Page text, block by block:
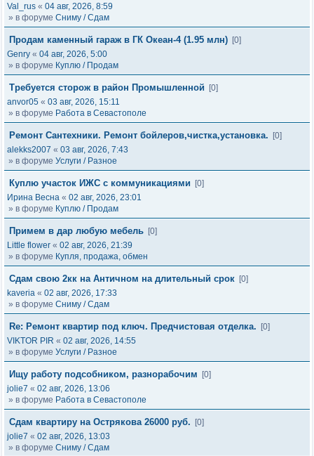
Val_rus « 04 авг, 2026, 8:59
» в форуме Сниму / Сдам
Продам каменный гараж в ГК Океан-4 (1.95 млн) [0]
Genry « 04 авг, 2026, 5:00
» в форуме Куплю / Продам
Требуется сторож в район Промышленной
[0]
anvor05 « 03 авг, 2026, 15:11
» в форуме Работа в Севастополе
Ремонт Сантехники. Ремонт бойлеров,чистка,установка.
[0]
alekks2007 « 03 авг, 2026, 7:43
» в форуме Услуги / Разное
Куплю участок ИЖС с коммуникациями
[0]
Ирина Весна « 02 авг, 2026, 23:01
» в форуме Куплю / Продам
Примем в дар любую мебель [0]
Little flower « 02 авг, 2026, 21:39
» в форуме Купля, продажа, обмен
Сдам свою 2кк на Античном на длительный срок [0]
kaveria « 02 авг, 2026, 17:33
» в форуме Сниму / Сдам
Re: Ремонт квартир под ключ. Предчистовая отделка.
[0]
VIKTOR PIR « 02 авг, 2026, 14:55
» в форуме Услуги / Разное
Ищу работу подсобником, разнорабочим
[0]
jolie7 « 02 авг, 2026, 13:06
» в форуме Работа в Севастополе
Сдам квартиру на Острякова 26000 руб.
[0]
jolie7 « 02 авг, 2026, 13:03
» в форуме Сниму / Сдам